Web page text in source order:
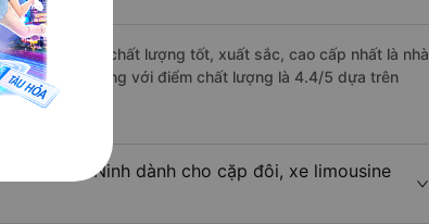
- Tây Ninh chất lượng tốt, xuất sắc, cao cấp nhất là nhà
Mil - Đắk Nông với điểm chất lượng là 4.4/5 dựa trên
- Tây Ninh dành cho cặp đôi, xe limousine